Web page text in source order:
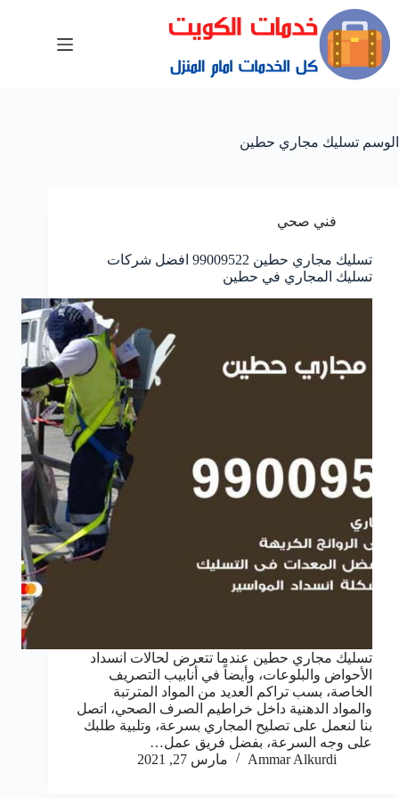
الوسم تسليك مجاري حطين
فني صحي
تسليك مجاري حطين 99009522 افضل شركات
تسليك المجاري في حطين
تسليك مجاري حطين عندما تتعرض لحالات انسداد
الأحواض والبلوعات، وأيضاً في أنابيب التصريف
الخاصة، بسب تراكم العديد من المواد المترتبة
والمواد الدهنية داخل خراطيم الصرف الصحي، اتصل
بنا لنعمل على تصليح المجاري بسرعة، وتلبية طلبك
على وجه السرعة، بفضل فريق عمل…
Ammar Alkurdi
مارس 27, 2021